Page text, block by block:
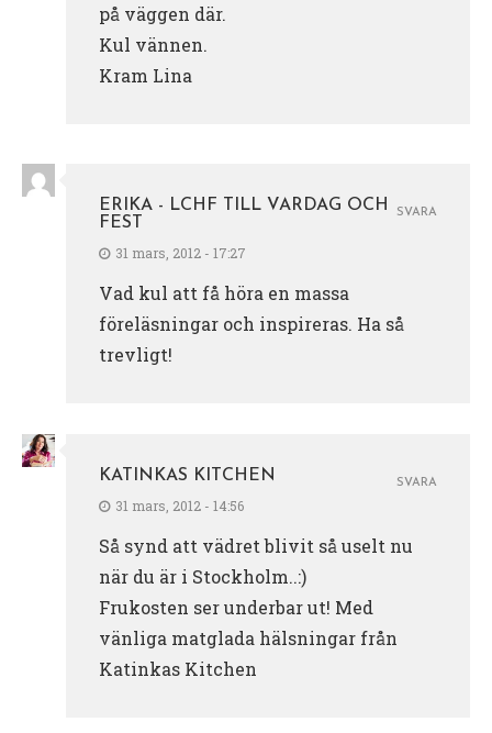
på väggen där.
Kul vännen.
Kram Lina
ERIKA - LCHF TILL VARDAG OCH
FEST
31 mars, 2012 - 17:27
Vad kul att få höra en massa
föreläsningar och inspireras. Ha så
trevligt!
SVARA
KATINKAS KITCHEN
31 mars, 2012 - 14:56
Så synd att vädret blivit så uselt nu
när du är i Stockholm..:)
Frukosten ser underbar ut! Med
vänliga matglada hälsningar från
Katinkas Kitchen
SVARA